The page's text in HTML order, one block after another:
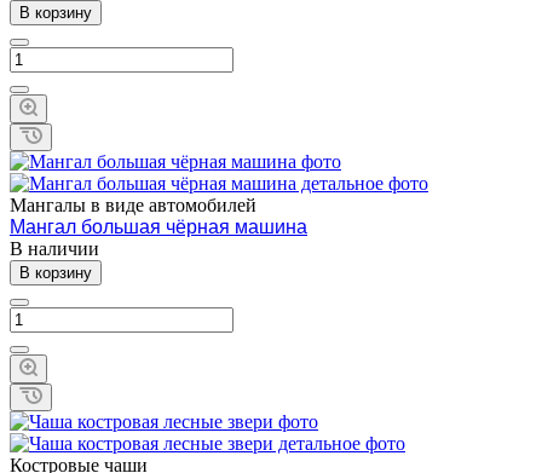
В корзину
Мангалы в виде автомобилей
Мангал большая чёрная машина
В наличии
В корзину
Костровые чаши